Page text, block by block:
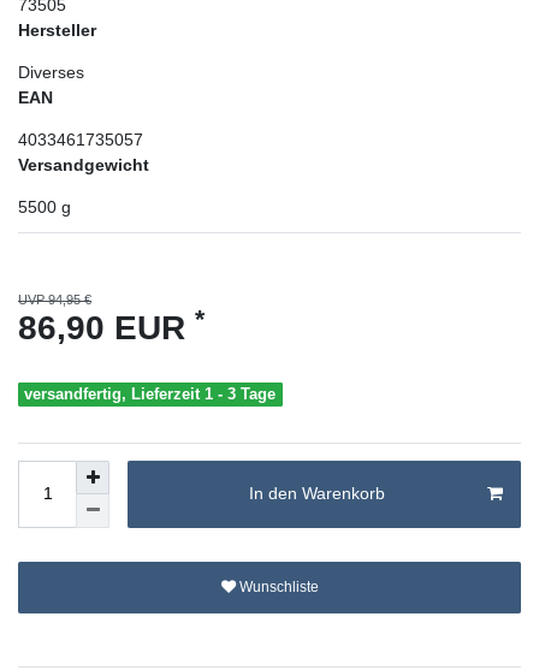
73505
Hersteller
Diverses
EAN
4033461735057
Versandgewicht
5500 g
UVP 94,95 €
86,90 EUR *
versandfertig, Lieferzeit 1 - 3 Tage
In den Warenkorb
Wunschliste